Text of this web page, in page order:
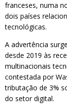
franceses, numa
dois países
tecnológicas.
A advertência
desde 2019 às
multinacionais
contestada por
tributação de 3%
do setor digital.